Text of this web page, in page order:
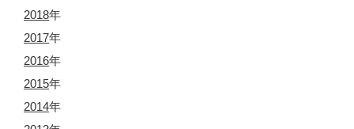
2018年
2017年
2016年
2015年
2014年